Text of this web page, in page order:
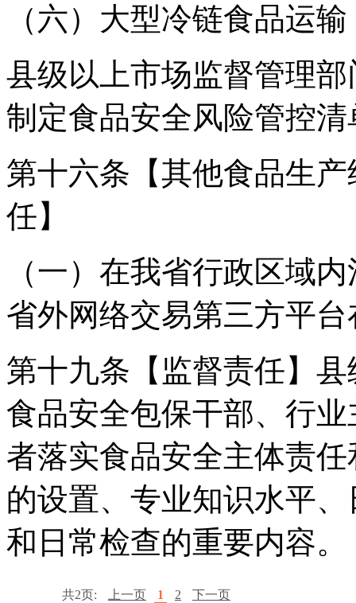
（六）大型冷链食品运
县级以上市场监督管理
制定食品安全风险管控清
第十六条【其他食品生
任】
（一）在我省行政区域
省外网络交易第三方平
第十九条【监督责任】
食品安全包保干部、行
者落实食品安全主体责
的设置、专业知识水平
和日常检查的重要内容。
共2页: 上一页 1 2 下一页